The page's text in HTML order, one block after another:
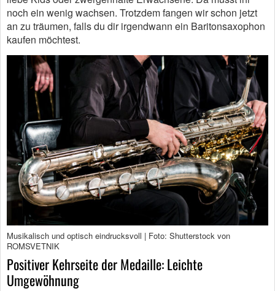
noch ein wenig wachsen. Trotzdem fangen wir schon jetzt
an zu träumen, falls du dir irgendwann ein Baritonsaxophon
kaufen möchtest.
Musikalisch und optisch eindrucksvoll | Foto: Shutterstock von
ROMSVETNIK
Positiver Kehrseite der Medaille: Leichte
Umgewöhnung